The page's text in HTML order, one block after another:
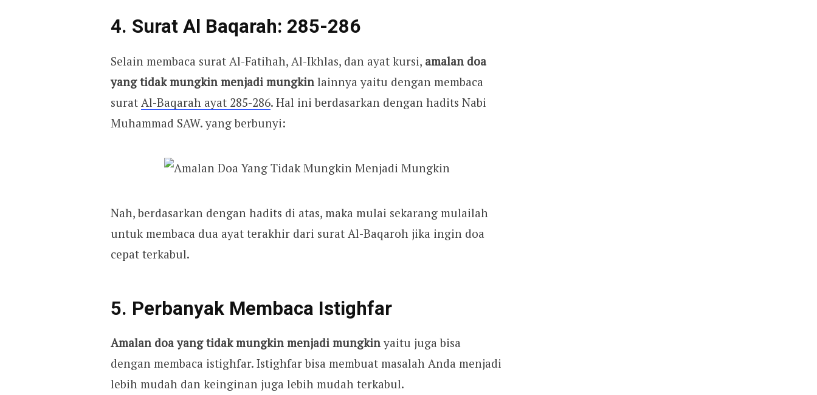
4. Surat Al Baqarah: 285-286
Selain membaca surat Al-Fatihah, Al-Ikhlas, dan ayat kursi, amalan doa
yang tidak mungkin menjadi mungkinlainnya yaitu dengan membaca
surat Al-Baqarah ayat 285-286. Hal ini berdasarkan dengan hadits Nabi
Muhammad SAW. yang berbunyi:
Nah, berdasarkan dengan hadits di atas, maka mulai sekarang mulailah
untuk membaca dua ayat terakhir dari surat Al-Baqaroh jika ingin doa
cepat terkabul.
5. Perbanyak Membaca Istighfar
Amalan doa yang tidak mungkin menjadi mungkinyaitu juga bisa
dengan membaca istighfar. Istighfar bisa membuat masalah Anda menjadi
lebih mudah dan keinginan juga lebih mudah terkabul.